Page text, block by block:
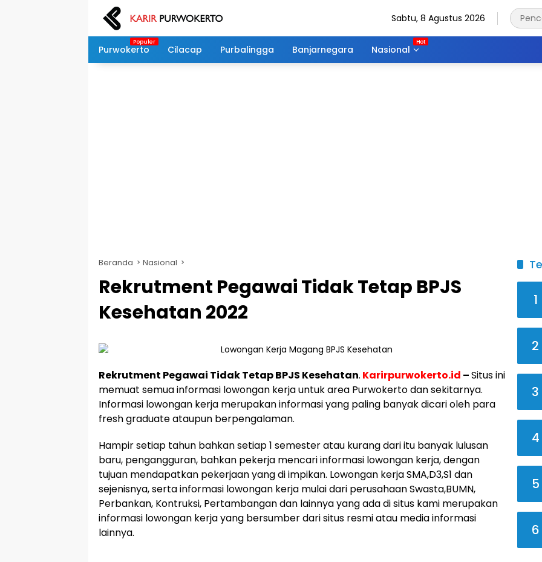
Sabtu, 8 Agustus 2026
Purwokerto Cilacap Purbalingga Banjarnegara Nasional
Beranda Nasional
Rekrutment Pegawai Tidak Tetap BPJS
Kesehatan 2022
Rekrutment Pegawai Tidak Tetap BPJS Kesehatan. Karirpurwokerto.id –Situs ini
memuat semua informasi lowongan kerja untuk area Purwokerto dan sekitarnya.
Informasi lowongan kerja merupakan informasi yang paling banyak dicari oleh para
fresh graduate ataupun berpengalaman.
Hampir setiap tahun bahkan setiap 1 semester atau kurang dari itu banyak lulusan
baru, pengangguran, bahkan pekerja mencari informasi lowongan kerja, dengan
tujuan mendapatkan pekerjaan yang di impikan. Lowongan kerja SMA,D3,S1 dan
sejenisnya, serta informasi lowongan kerja mulai dari perusahaan Swasta,BUMN,
Perbankan, Kontruksi, Pertambangan dan lainnya yang ada di situs kami merupakan
informasi lowongan kerja yang bersumber dari situs resmi atau media informasi
lainnya.
1
2
3
4
5
6